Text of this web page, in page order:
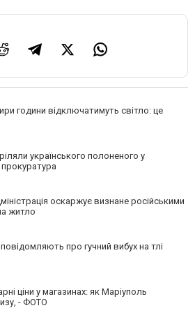
години відключатимуть світло: це
українського полоненого у
оскаржує визнане російськими
житло
про гучний вибух на тлі
ціни у магазинах: як Маріуполь
- ФОТО